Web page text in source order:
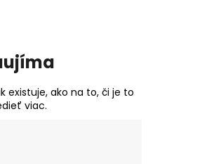
existuje, ako na to, či je to
viac.